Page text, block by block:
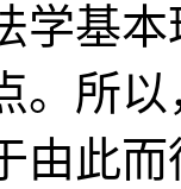
学基
。所
由此